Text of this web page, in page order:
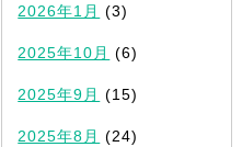
2026年1月 (3)
2025年10月 (6)
2025年9月 (15)
2025年8月 (24)